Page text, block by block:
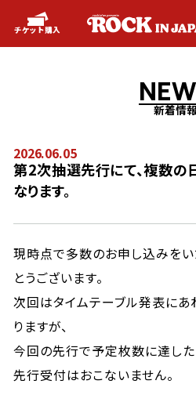
チケット購入
メッセージ
出演アーティスト
注意事項
NEW
新着情
2026.06.05
第2次抽選先行にて、複数の
なります。
現時点で多数のお申し込みをい
とうございます。
次回はタイムテーブル発表に
りますが、
今回の先行で予定枚数に達し
先行受付はおこないません。